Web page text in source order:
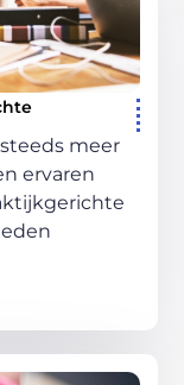
meer
ervaren